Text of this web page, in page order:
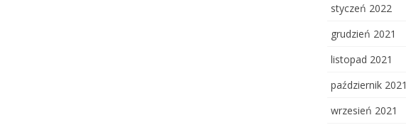
styczeń 2022
grudzień 2021
listopad 2021
październik 2021
wrzesień 2021